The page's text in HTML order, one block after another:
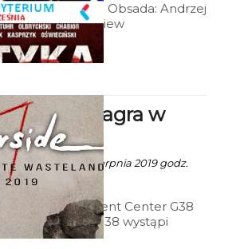
Reż. Patryk Vega; Obsada: Andrzej
Grabowski, Zbigniew
Zamachowski, Janusz Chabior;
Polska 2019, 135 min.
Riverside zagra w
Koszalin
Ala z mat. inf. - 21 Sierpnia 2019 godz.
7:56
14 września w Event Center G38
(ul. Gnieźnieńska 38 wystąpi
Riverside. Niestety bilety na